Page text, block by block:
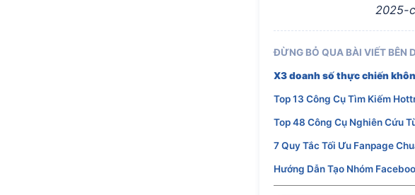
2025-
ĐỪNG BỎ QUA BÀI VIẾT BÊN
X3 doanh số thực chiến
Top 13 Công Cụ Tìm Kiếm
Top 48 Công Cụ Nghiên Cứu
7 Quy Tắc Tối Ưu Fanpage
Hướng Dẫn Tạo Nhóm